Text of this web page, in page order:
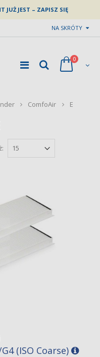
JUŻ JEST – ZAPISZ SIĘ
NA SKRÓTY
0
ComfoAir E
(ISO Coarse)